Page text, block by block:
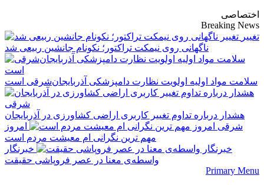
اختصاصی
Breaking News
تغییر
ناگهانی روی نیمکت تراکتور؛ نکونام جانشین ربیعی شد
سلامت مواد اولیه اولویت نظارت دامپزشکی آذربایجان‌شرقی است
هشدار درباره تداوم تغییر کاربری اراضی کشاورزی در آذربایجان
شرقی
امروز
مهم‌ ترین نگرانی‌ ام معیشت مردم است
خبرنگار
واسطه‌ی معنا در عصر فروپاشی حقیقت
Primary Menu